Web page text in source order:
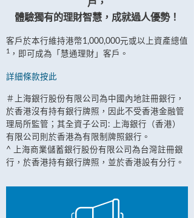
戶，
體驗獨有的理財智慧，成就過人優勢！
客戶於本行維持港幣1,000,000元或以上資產總值
1 ，即可成為「慧通理財」客戶。
詳細條款按此
＃上海銀行股份有限公司為中國內地註冊銀行，
於香港沒有持有銀行牌照，因此不受香港金融管
理局所監管；其全資子公司: 上海銀行（香港）
有限公司則於香港為有限制牌照銀行。
^ 上海商業儲蓄銀行股份有限公司為台灣註冊銀
行，於香港持有銀行牌照，並於香港設有分行。